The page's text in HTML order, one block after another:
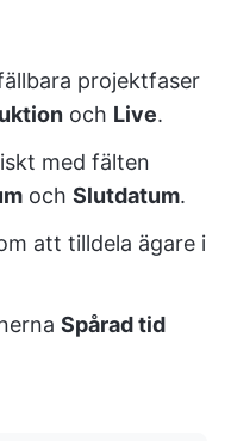
projektfaser
och Live.
med fälten
och Slutdatum.
att tilldela ägare i
Spårad tid